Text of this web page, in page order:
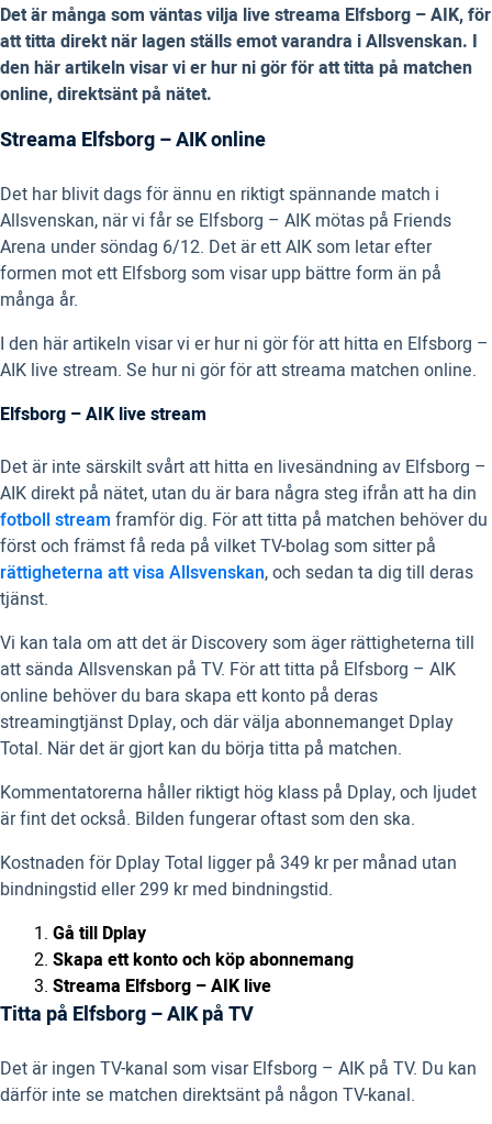
Det är många som väntas vilja live streama Elfsborg – AIK, för
att titta direkt när lagen ställs emot varandra i Allsvenskan. I
den här artikeln visar vi er hur ni gör för att titta på matchen
online, direktsänt på nätet.
Streama Elfsborg – AIK online
Det har blivit dags för ännu en riktigt spännande match i
Allsvenskan, när vi får se Elfsborg – AIK mötas på Friends
Arena under söndag 6/12. Det är ett AIK som letar efter
formen mot ett Elfsborg som visar upp bättre form än på
många år.
I den här artikeln visar vi er hur ni gör för att hitta en Elfsborg –
AIK live stream. Se hur ni gör för att streama matchen online.
Elfsborg – AIK live stream
Det är inte särskilt svårt att hitta en livesändning av Elfsborg –
AIK direkt på nätet, utan du är bara några steg ifrån att ha din
fotboll stream framför dig. För att titta på matchen behöver du
först och främst få reda på vilket TV-bolag som sitter på
rättigheterna att visa Allsvenskan, och sedan ta dig till deras
tjänst.
Vi kan tala om att det är Discovery som äger rättigheterna till
att sända Allsvenskan på TV. För att titta på Elfsborg – AIK
online behöver du bara skapa ett konto på deras
streamingtjänst Dplay, och där välja abonnemanget Dplay
Total. När det är gjort kan du börja titta på matchen.
Kommentatorerna håller riktigt hög klass på Dplay, och ljudet
är fint det också. Bilden fungerar oftast som den ska.
Kostnaden för Dplay Total ligger på 349 kr per månad utan
bindningstid eller 299 kr med bindningstid.
Gå till Dplay
Skapa ett konto och köp abonnemang
Streama Elfsborg – AIK live
Titta på Elfsborg – AIK på TV
Det är ingen TV-kanal som visar Elfsborg – AIK på TV. Du kan
därför inte se matchen direktsänt på någon TV-kanal.